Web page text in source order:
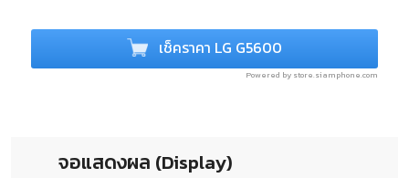
เช็คราคา LG G5600
Powered by store.siamphone.com
จอแสดงผล (Display)